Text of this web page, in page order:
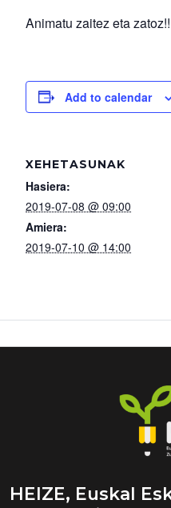
Animatu zaitez eta zatoz!!
Add to calendar
XEHETASUNAK
Hasiera:
2019-07-08 @ 09:00
Amiera:
2019-07-10 @ 14:00
HEIZE, Euskal